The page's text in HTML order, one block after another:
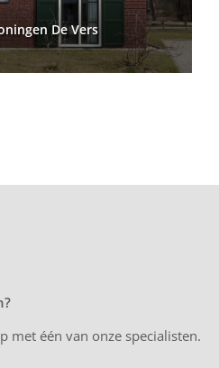
De Vers
met één van onze specialisten.